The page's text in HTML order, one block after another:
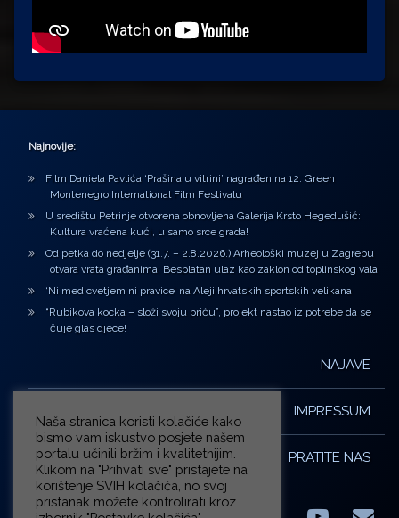
Najnovije:
Film Daniela Pavlića ‘Prašina u vitrini’ nagrađen na 12. Green
Montenegro International Film Festivalu
U središtu Petrinje otvorena obnovljena Galerija Krsto Hegedušić:
Kultura vraćena kući, u samo srce grada!
Od petka do nedjelje (31.7. – 2.8.2026.) Arheološki muzej u Zagrebu
otvara vrata građanima: Besplatan ulaz kao zaklon od toplinskog vala
‘Ni med cvetjem ni pravice’ na Aleji hrvatskih sportskih velikana
“Rubikova kocka – složi svoju priču”, projekt nastao iz potrebe da se
čuje glas djece!
NAJAVE
IMPRESSUM
PRATITE NAS
Naša stranica koristi kolačiće kako
bismo vam iskustvo posjete našem
portalu učinili bržim i kvalitetnijim.
Klikom na "Prihvati sve" pristajete na
korištenje SVIH kolačića, no svoj
pristanak možete kontrolirati kroz